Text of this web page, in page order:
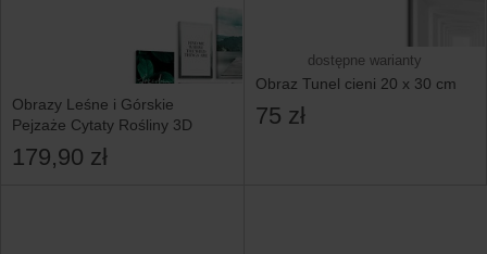
Obrazy Leśne i Górskie
Pejzaże Cytaty Rośliny 3D
179,90 zł
dostępne warianty
Obraz Tunel cieni 20 x 30 cm
75 zł